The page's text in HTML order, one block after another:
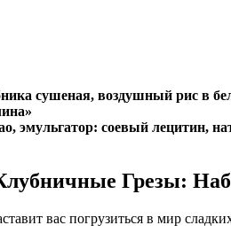
сушеная, воздушный рис в
эмульгатор: соевый лецитин,
Грезы:
вас погрузиться в мир